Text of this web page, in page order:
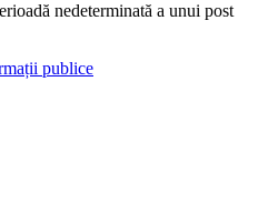
nedeterminată a unui post
publice